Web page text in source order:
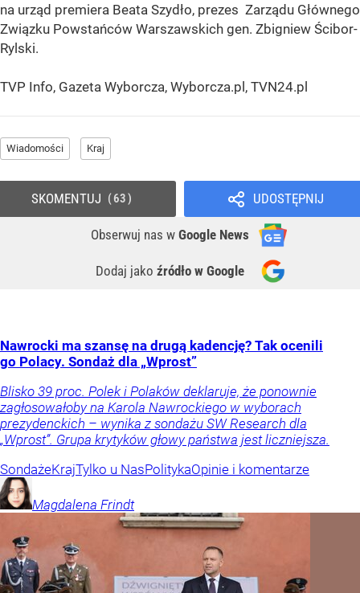
na urząd premiera Beata Szydło, prezes Zarządu Głównego
Związku Powstańców Warszawskich gen. Zbigniew Ścibor-
Rylski.
TVP Info, Gazeta Wyborcza, Wyborcza.pl, TVN24.pl
Wiadomości Kraj
UDOSTĘPNIJ
Obserwuj nas w Google News
Dodaj jako źródło w Google
SKOMENTUJ 63
Nawrocki ma szansę na drugą kadencję? Tak ocenili
go Polacy. Sondaż dla „Wprost”
Blisko 39 proc. Polek i Polaków deklaruje, że ponownie
zagłosowałoby na Karola Nawrockiego w wyborach
prezydenckich – wynika z sondażu SW Research dla
„Wprost”. Grupa krytyków głowy państwa jest liczniejsza.
SondażeKrajTylko u NasPolitykaOpinie i komentarze
Magdalena Frindt